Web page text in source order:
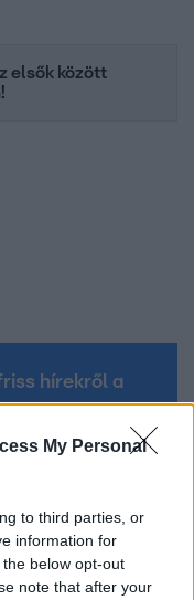
My Personal
to third parties, or
information for
below opt-out
note that after your
elsők között
hírekről a